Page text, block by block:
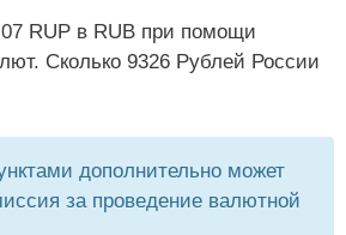
RUP в RUB при помощи
Сколько 9326 Рублей России
дополнительно может
за проведение валютной